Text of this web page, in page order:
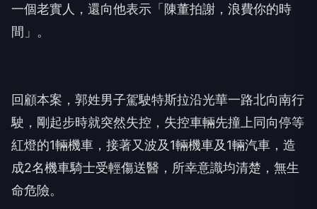
一個老實人，還向他表示「陳董拍謝，浪費你的時
間」。
回顧本案，郭姓男子駕駛特斯拉沿光華一路北向南行
駛，剛起步時就突然失控，失控車輛先撞上同向停等
紅燈的1輛機車，接著又波及1輛機車及1輛汽車，造
成2名機車騎士受輕傷送醫，所幸意識均清楚，無生
命危險。